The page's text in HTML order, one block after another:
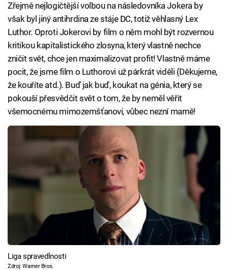
Zřejmě nejlogičtější volbou na následovníka Jokera by
však byl jiný antihrdina ze stáje DC, totiž věhlasný Lex
Luthor. Oproti Jokerovi by film o něm mohl být rozvernou
kritikou kapitalistického zlosyna, který vlastně nechce
zničit svět, chce jen maximalizovat profit! Vlastně máme
pocit, že jsme film o Luthorovi už párkrát viděli (Děkujeme,
že kouříte atd.). Buď jak buď, koukat na génia, který se
pokouší přesvědčit svět o tom, že by neměl věřit
všemocnému mimozemšťanovi, vůbec nezní marně!
Liga spravedlnosti
Zdroj: Warner Bros.